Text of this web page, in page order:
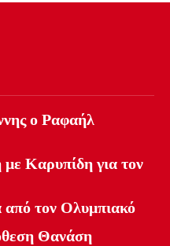
ο Ραφαήλ
Καρυπίδη για τον
από τον Ολυμπιακό
Θανάση